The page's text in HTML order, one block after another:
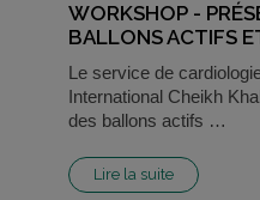
WORKSHOP -
BALLONS ACTIFS
Le service de
International Cheikh
des ballons actifs …
Lire la suite